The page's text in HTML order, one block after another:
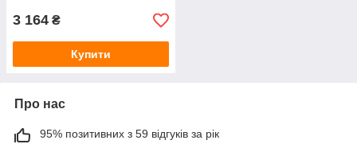
3 164 ₴
Купити
Про нас
95% позитивних з 59 відгуків за рік